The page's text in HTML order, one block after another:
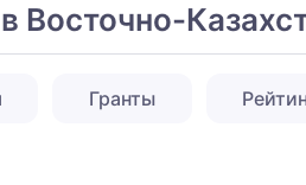
Восточно-
Гранты